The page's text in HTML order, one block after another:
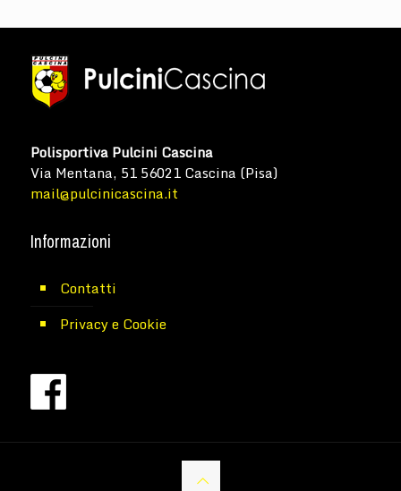
Polisportiva Pulcini Cascina
Via Mentana, 51 56021 Cascina (Pisa)
mail@pulcinicascina.it
Informazioni
Contatti
Privacy e Cookie